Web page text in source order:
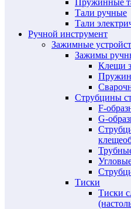
Тали ручные
Тали
Ручной инструмент
Зажимные
Зажимы
Клещи
Струбцины
F-
G-
Тиски
Тиски